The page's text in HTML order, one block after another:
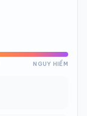
NGUY HIỂM